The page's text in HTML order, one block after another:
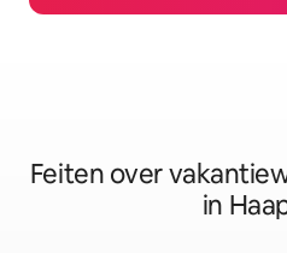
Feiten over
in